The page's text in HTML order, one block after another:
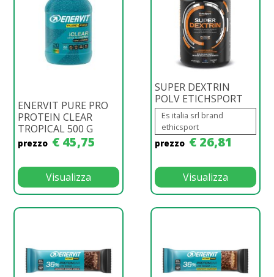
ENERVIT PURE PRO
PROTEIN CLEAR
TROPICAL 500 G
prezzo € 45,75
Visualizza
SUPER DEXTRIN
POLV ETICHSPORT
Es italia srl brand
ethicsport
prezzo € 26,81
Visualizza